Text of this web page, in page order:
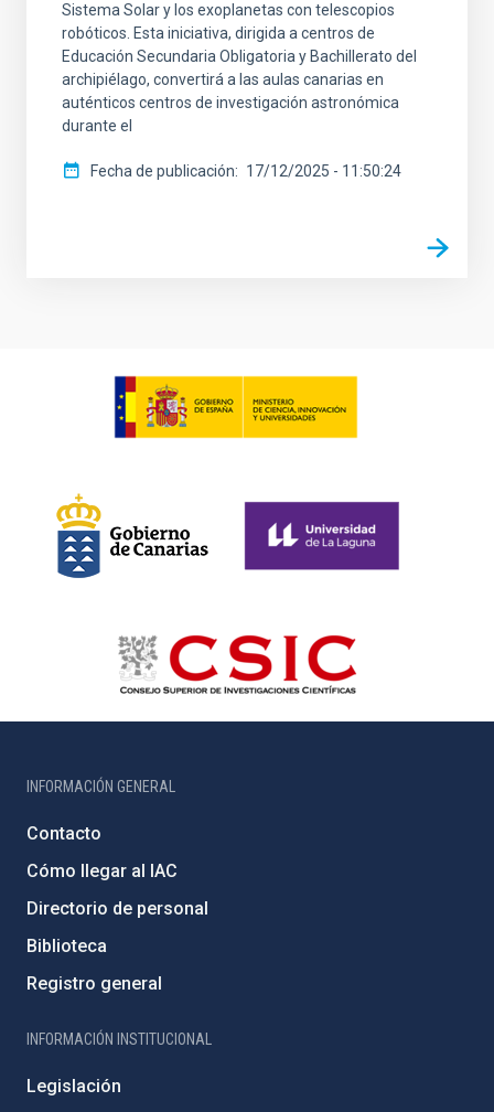
Sistema Solar y los exoplanetas con telescopios
robóticos. Esta iniciativa, dirigida a centros de
Educación Secundaria Obligatoria y Bachillerato del
archipiélago, convertirá a las aulas canarias en
auténticos centros de investigación astronómica
durante el
Fecha de publicación 17/12/2025 - 11:50:24
INFORMACIÓN GENERAL
Contacto
Cómo llegar al IAC
Directorio de personal
Biblioteca
Registro general
INFORMACIÓN INSTITUCIONAL
Legislación